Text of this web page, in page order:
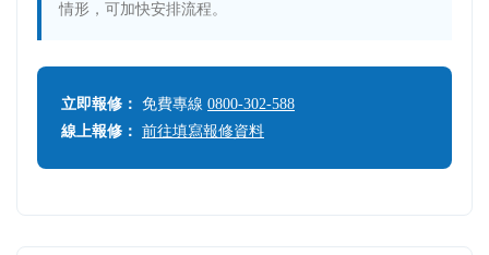
情形，可加快安排流程。
立即報修： 免費專線 0800-302-588
線上報修： 前往填寫報修資料